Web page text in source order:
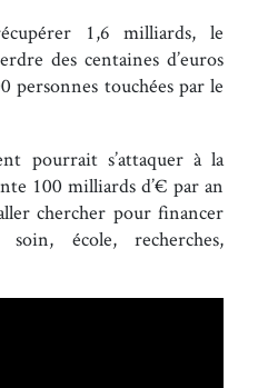
1,6 milliards, le
des centaines d’euros
personnes touchées par le
pourrait s’attaquer à la
100 milliards d’€ par an
chercher pour financer
école, recherches,